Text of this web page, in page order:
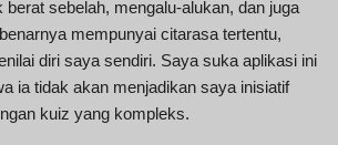
berat sebelah, mengalu-alukan, dan juga
mempunyai citarasa tertentu,
diri saya sendiri. Saya suka aplikasi ini
ia tidak akan menjadikan saya inisiatif
kuiz yang kompleks.